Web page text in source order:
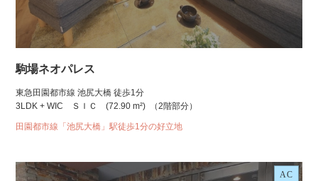
駒場ネオパレス
東急田園都市線 池尻大橋 徒歩1分
3LDK + WIC ＳＩＣ
(72.90 m²) （2階部分）
田園都市線「池尻大橋」駅徒歩1分の好立地
AC